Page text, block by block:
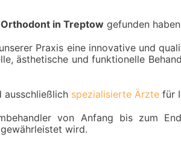
in Treptow gefunden
Praxis eine innovative und
ästhetische und funktionelle
ausschließlich spezialisierte Ärzte für
von Anfang bis zum
wird.